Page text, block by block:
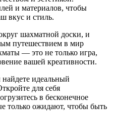
и материалов, чтобы
вкус и стиль.
шахматной доски, и
путешествием в мир
— это не только игра,
вашей креативности.
идеальный
для себя
в бесконечное
только ожидают, чтобы быть